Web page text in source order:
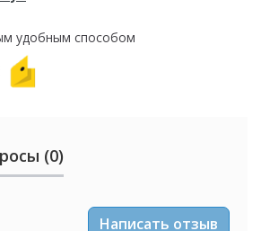
удобным способом
(0)
Написать отзыв